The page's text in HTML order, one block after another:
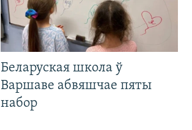
Беларуская школа ў
Варшаве абвяшчае пяты
набор